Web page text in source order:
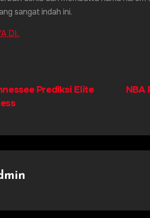
sangat indah ini.
DI..
NBA
Prediksi Elite